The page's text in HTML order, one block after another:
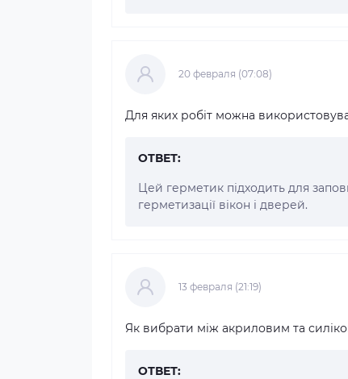
20 февраля (07:08)
Для яких робіт можна
ОТВЕТ:
Цей герметик підходить для
герметизації вікон і дверей.
13 февраля (21:19)
Як вибрати між акриловим та
ОТВЕТ: